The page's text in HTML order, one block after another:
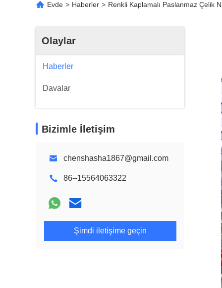
Evde > Haberler > Renkli Kaplamalı Paslanmaz Çelik
Olaylar
Haberler
Davalar
Bizimle İletişim
chenshasha1867@gmail.com
86--15564063322
Şimdi iletişime geçin